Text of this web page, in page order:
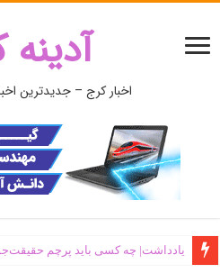
اخبار کرج – جدیدترین
یادداشت| ‌چه کسی باید پرچم